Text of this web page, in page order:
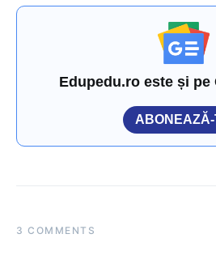
Edupedu.ro este și pe
ABONEAZĂ-
3 COMMENTS